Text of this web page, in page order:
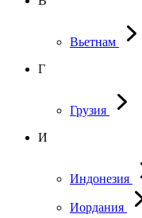
Вьетнам
Г
Грузия
И
Индонезия
Иордания